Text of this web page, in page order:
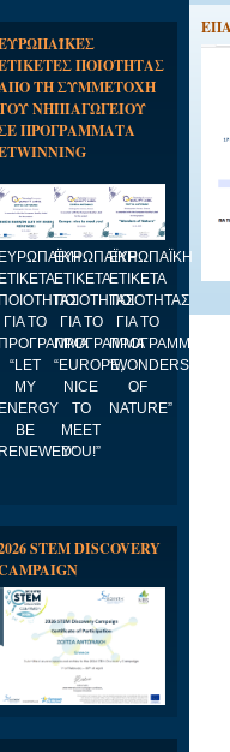
ΠΟΙΟΤΗΤΑΣ
ΤΗ ΣΥΜΜΕΤΟΧΗ
ΝΗΠΙΑΓΩΓΕΙΟΥ
ΠΡΟΓΡΑΜΜΑΤΑ
ΕΥΡΩΠΑΪΚΗ
ΕΤΙΚΕΤΑ
ΠΟΙΟΤΗΤΑΣ
ΓΙΑ ΤΟ
ΠΡΟΓΡΑΜΜΑ
“LET
MY
ENERGY
BE
RENEWED”
ΕΥΡΩΠΑΪΚΗ
ΕΤΙΚΕΤΑ
ΠΟΙΟΤΗΤΑΣ
ΓΙΑ ΤΟ
ΠΡΟΓΡΑΜΜΑ
“EUROPE,
NICE
TO
MEET
YOU!”
ΕΥΡΩΠΑΪΚΗ
ΕΤΙΚΕΤΑ
ΠΟΙΟΤΗΤΑΣ
ΓΙΑ ΤΟ
ΠΡΟΓΡΑΜΜΑ
“WONDERS
OF
NATURE”
STEM DISCOVERY